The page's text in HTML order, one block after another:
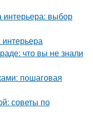
выбор
что вы не знали
пошаговая
советы по